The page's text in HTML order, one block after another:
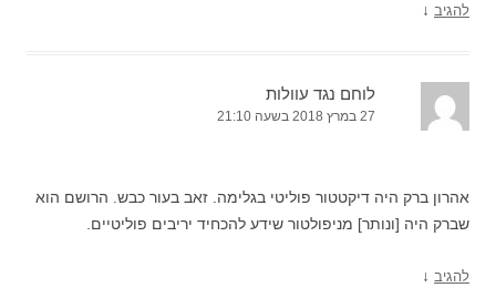
להגיב ↓
לוחם נגד עוולות
27 במרץ 2018 בשעה 21:10
אהרון ברק היה דיקטטור פוליטי בגלימה. זאב בעור כבש. הרושם הוא
שברק היה [ונותר] מניפולטור שידע להכחיד יריבים פוליטיים.
להגיב ↓